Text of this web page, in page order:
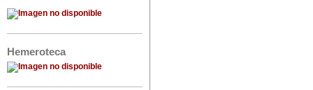
Hemeroteca